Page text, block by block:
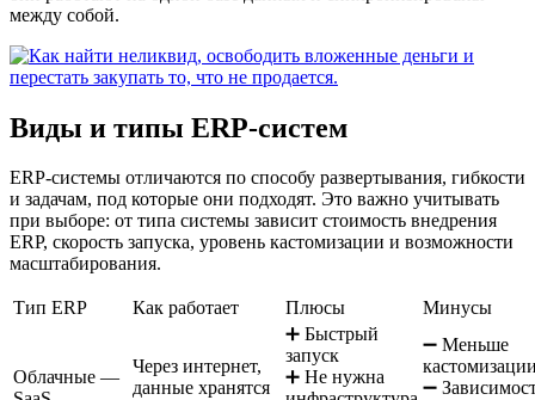
между собой.
Виды и типы ERP-систем
ERP-системы отличаются по способу развертывания, гибкости
и задачам, под которые они подходят. Это важно учитывать
при выборе: от типа системы зависит стоимость внедрения
ERP, скорость запуска, уровень кастомизации и возможности
масштабирования.
Тип ERP Как работает Плюсы Минусы
Облачные —
Через интернет,
данные хранятся
➕ Быстрый
запуск
➕ Не нужна
➖ Меньше
➖